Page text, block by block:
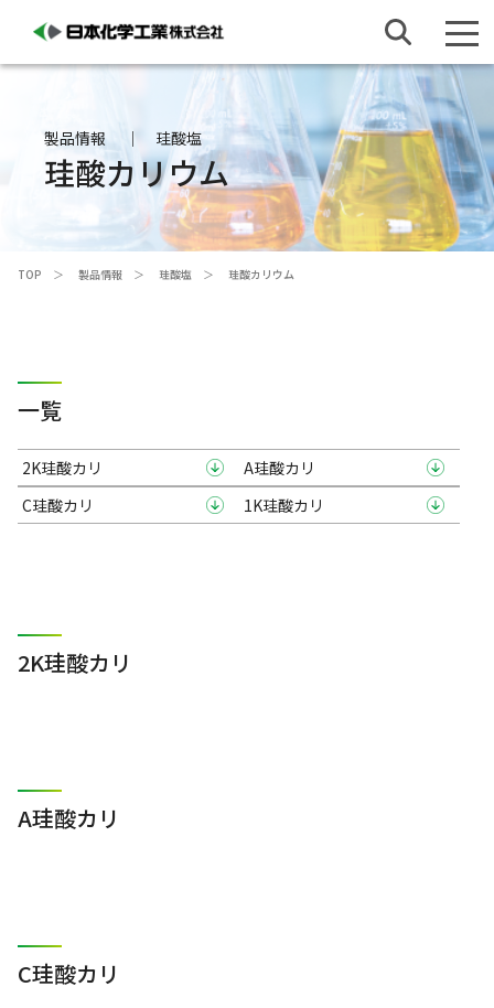
製品情報 珪酸塩
珪酸カリウム
TOP 製品情報 珪酸塩 珪酸カリウム
一覧
2K珪酸カリ
A珪酸カリ
C珪酸カリ
1K珪酸カリ
2K珪酸カリ
A珪酸カリ
C珪酸カリ